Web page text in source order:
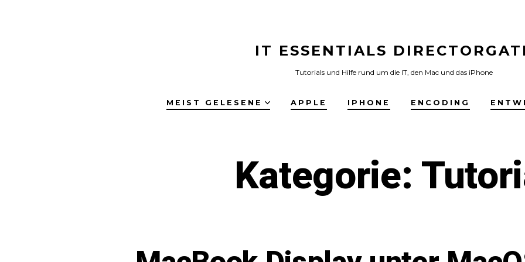
IT ESSENTIALS
Tutorials und Hilfe rund um die IT, den Mac und das iPhone
MEIST GELESENE APPLE IPHONE ENCODING
Kategorie: